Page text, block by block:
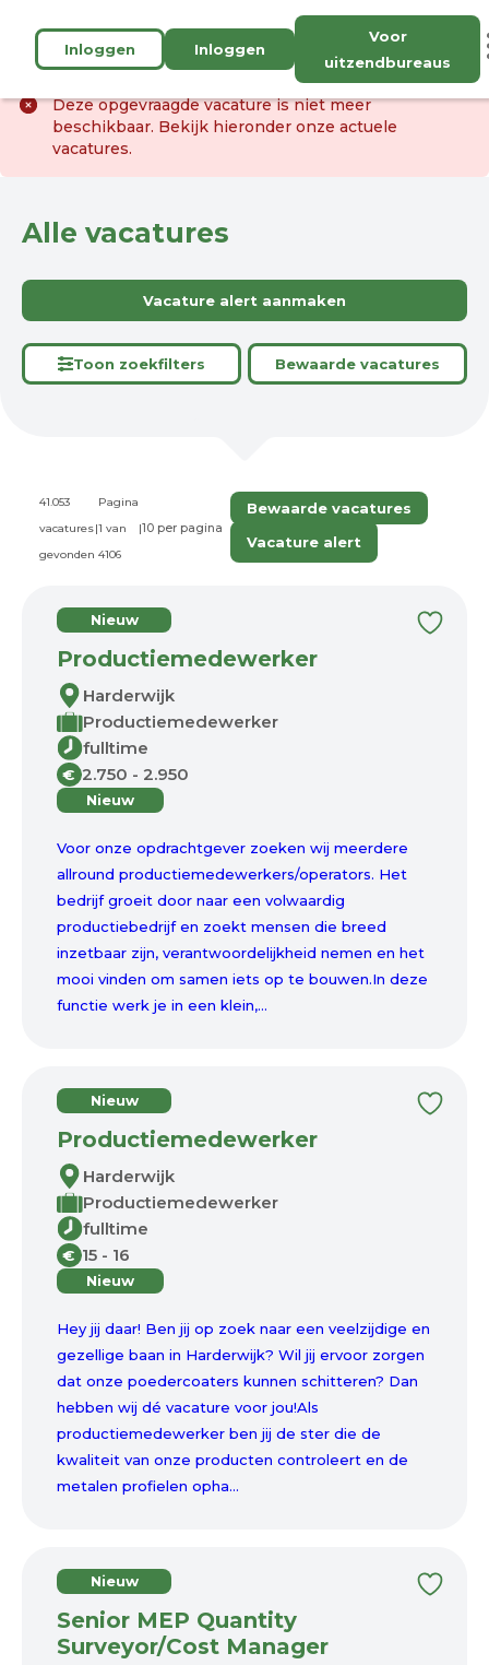
Inloggen Inloggen
Voor
uitzendbureaus
Deze opgevraagde vacature is niet meer
beschikbaar. Bekijk hieronder onze actuele
vacatures.
Alle vacatures
Vacature alert aanmaken
Toon zoekfilters Bewaarde vacatures
41.053
vacatures
gevonden
|
Pagina
1 van
4106
|
Bewaarde vacatures
Vacature alert
Nieuw
Productiemedewerker
Harderwijk
Productiemedewerker
fulltime
€ 2.750 - 2.950
Nieuw
Voor onze opdrachtgever zoeken wij meerdere
allround productiemedewerkers/operators. Het
bedrijf groeit door naar een volwaardig
productiebedrijf en zoekt mensen die breed
inzetbaar zijn, verantwoordelijkheid nemen en het
mooi vinden om samen iets op te bouwen.In deze
functie werk je in een klein,...
Nieuw
Productiemedewerker
Harderwijk
Productiemedewerker
fulltime
€ 15 - 16
Nieuw
Hey jij daar! Ben jij op zoek naar een veelzijdige en
gezellige baan in Harderwijk? Wil jij ervoor zorgen
dat onze poedercoaters kunnen schitteren? Dan
hebben wij dé vacature voor jou!Als
productiemedewerker ben jij de ster die de
kwaliteit van onze producten controleert en de
metalen profielen opha...
Nieuw
Senior MEP Quantity
Surveyor/Cost Manager